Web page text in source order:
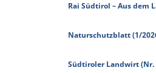
Rai Südtirol – Aus dem
Naturschutzblatt (1/
Südtiroler Landwirt (Nr.